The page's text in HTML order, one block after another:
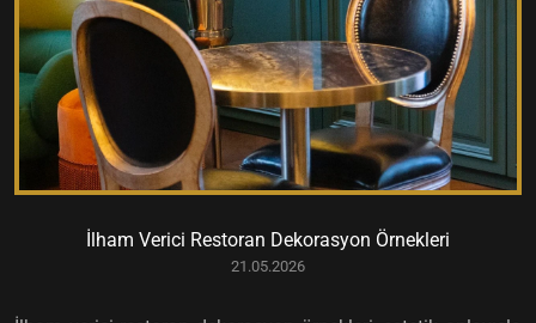
İlham Verici Restoran Dekorasyon Örnekleri
21.05.2026